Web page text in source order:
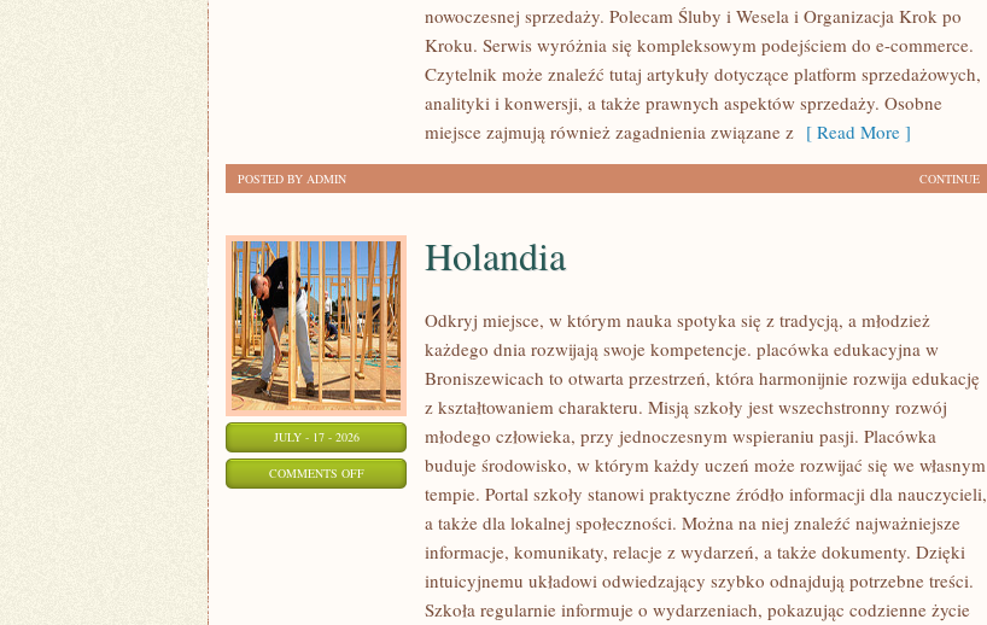
nowoczesnej sprzedaży. Polecam Śluby i Wesela i Organizacja Krok po
Kroku. Serwis wyróżnia się kompleksowym podejściem do e-commerce.
Czytelnik może znaleźć tutaj artykuły dotyczące platform sprzedażowych,
analityki i konwersji, a także prawnych aspektów sprzedaży. Osobne
miejsce zajmują również zagadnienia związane z [ Read More ]
CONTINUE
POSTED BY ADMIN
JULY - 17 - 2026
COMMENTS OFFON
Holandia
Odkryj miejsce, w którym nauka spotyka się z tradycją, a młodzież
każdego dnia rozwijają swoje kompetencje. placówka edukacyjna w
Broniszewicach to otwarta przestrzeń, która harmonijnie rozwija edukację
z kształtowaniem charakteru. Misją szkoły jest wszechstronny rozwój
młodego człowieka, przy jednoczesnym wspieraniu pasji. Placówka
buduje środowisko, w którym każdy uczeń może rozwijać się we własnym
tempie. Portal szkoły stanowi praktyczne źródło informacji dla nauczycieli,
a także dla lokalnej społeczności. Można na niej znaleźć najważniejsze
informacje, komunikaty, relacje z wydarzeń, a także dokumenty. Dzięki
intuicyjnemu układowi odwiedzający szybko odnajdują potrzebne treści.
Szkoła regularnie informuje o wydarzeniach, pokazując codzienne życie